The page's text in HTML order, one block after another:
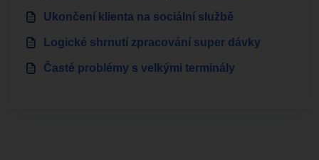
Ukončení klienta na sociální službě
Logické shrnutí zpracování super dávky
Časté problémy s velkými terminály